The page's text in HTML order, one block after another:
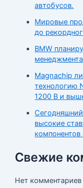
автобусов.
Мировые
до
BMW
Magnachip
технологию
1200 В и
высокие
Свежие
Нет